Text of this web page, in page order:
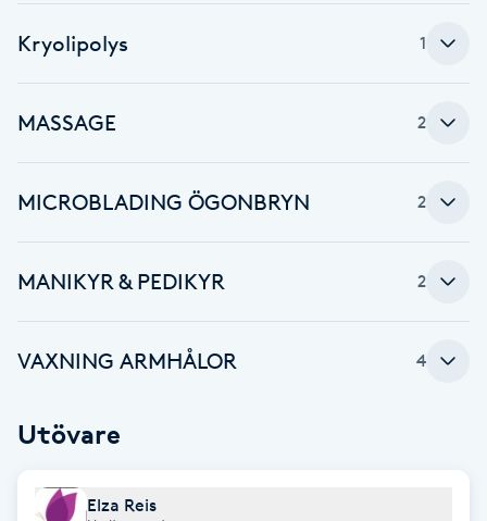
Bottenfärg
Brynfärgning
Brynplockning
C
Kryolipolys 1
MASSAGE 2
MICROBLADING ÖGONBRYN 2
MANIKYR & PEDIKYR 2
VAXNING ARMHÅLOR 4
Utövare
Elza Reis